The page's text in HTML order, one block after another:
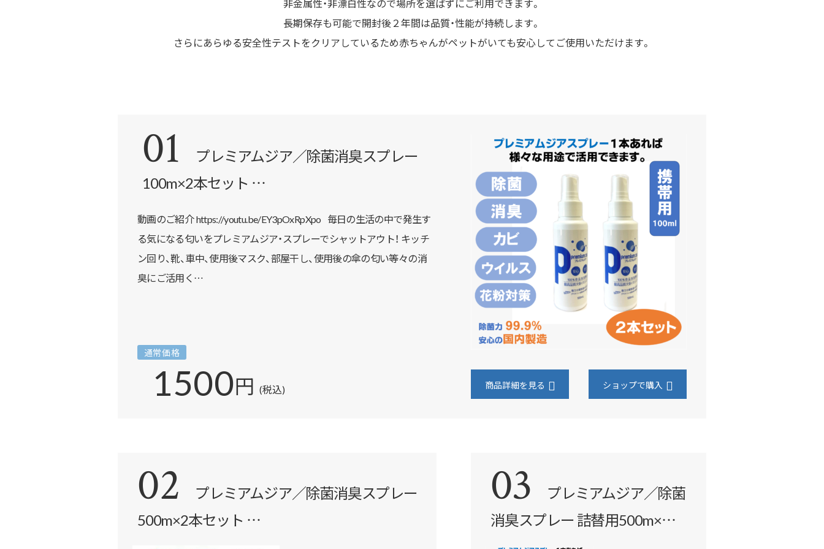
非金属性・非漂白性なので場所を選ばずにご利用できます。
長期保存も可能で開封後２年間は品質・性能が持続します。
さらにあらゆる安全性テストをクリアしているため赤ちゃんがペットがいても安心してご使用いただけます。
01
プレミアムジア／除菌消臭スプレー
100m×2本セット …
動画のご紹介 https://youtu.be/EY3pOxRpXpo 毎日の生活の中で発生す
る気になる匂いをプレミアムジア・スプレーでシャットアウト！ キッチ
ン回り、靴、車中、使用後マスク、部屋干し、使用後の傘の匂い等々の消
臭にご活用く…
通常価格
1500円 (税込) 商品詳細を見る ショップで購入
02
プレミアムジア／除菌消臭スプレー
500m×2本セット …
03
プレミアムジア／除菌
消臭スプレー 詰替用500m×…